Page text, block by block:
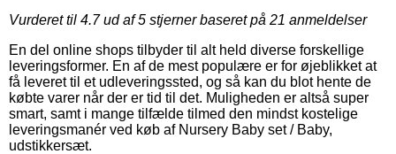
Vurderet til 4.7ud af 5 stjerner baseret på 21 anmeldelser
En del online shops tilbyder til alt held diverse forskellige
leveringsformer. En af de mest populære er for øjeblikket at
få leveret til et udleveringssted, og så kan du blot hente de
købte varer når der er tid til det. Muligheden er altså super
smart, samt i mange tilfælde tilmed den mindst kostelige
leveringsmanér ved køb af Nursery Baby set / Baby,
udstikkersæt.